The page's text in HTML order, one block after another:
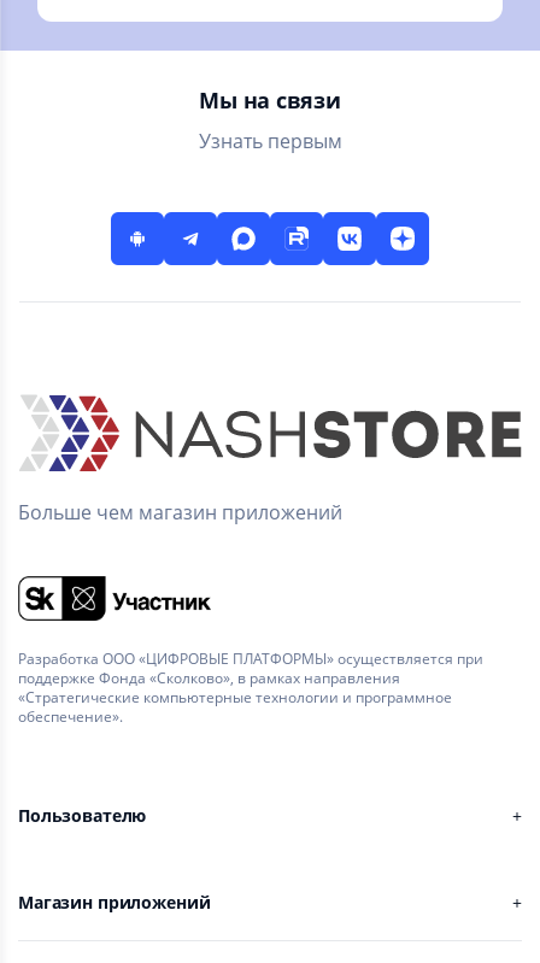
умные игры для
детей. Обучение
подростков
Мы на связи
Узнать первым
Больше чем магазин приложений
Разработка ООО «ЦИФРОВЫЕ ПЛАТФОРМЫ» осуществляется при
поддержке Фонда «Сколково», в рамках направления
«Стратегические компьютерные технологии и программное
обеспечение».
Пользователю
Магазин приложений